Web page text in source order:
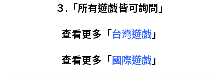
３.「所有遊戲皆可詢問」
查看更多「台灣遊戲」
查看更多「國際遊戲」